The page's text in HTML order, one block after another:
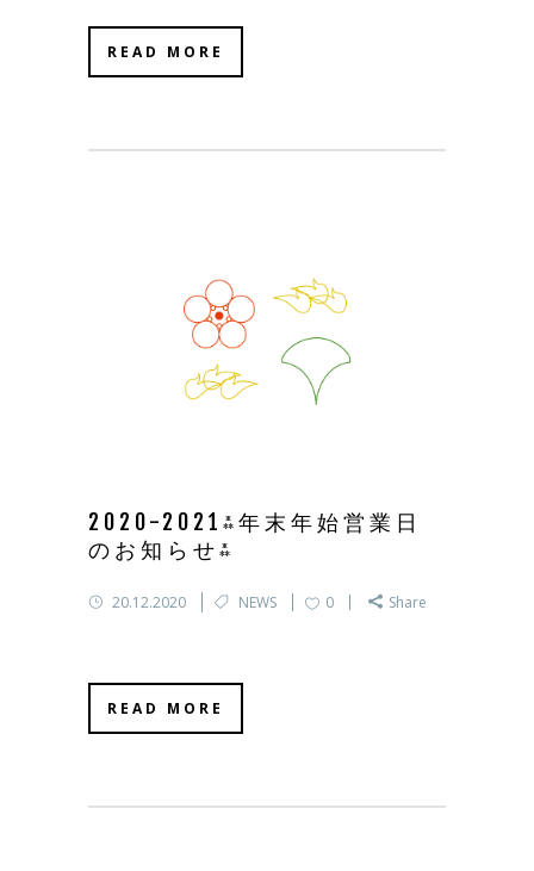
READ MORE
2020-2021⁂年末年始営業日
のお知らせ⁂
20.12.2020 NEWS 0 Share
READ MORE